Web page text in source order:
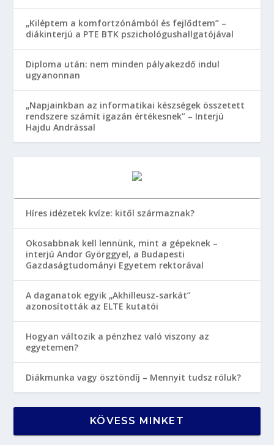
„Kiléptem a komfortzónámból és fejlődtem” –
diákinterjú a PTE BTK pszichológushallgatójával
Diploma után: nem minden pályakezdő indul
ugyanonnan
„Napjainkban az informatikai készségek összetett
rendszere számít igazán értékesnek” – Interjú
Hajdu Andrással
Híres idézetek kvíze: kitől származnak?
Okosabbnak kell lennünk, mint a gépeknek –
interjú Andor Györggyel, a Budapesti
Gazdaságtudományi Egyetem rektorával
A daganatok egyik „Akhilleusz-sarkát”
azonosították az ELTE kutatói
Hogyan változik a pénzhez való viszony az
egyetemen?
Diákmunka vagy ösztöndíj – Mennyit tudsz róluk?
KÖVESS MINKET